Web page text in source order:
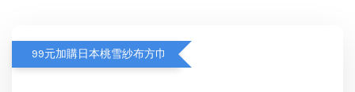
99元加購日本桃雪紗布方巾